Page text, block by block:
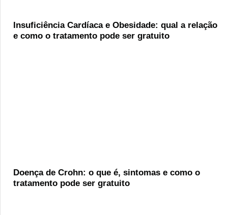
Insuficiência Cardíaca e Obesidade: qual a relação
e como o tratamento pode ser gratuito
Doença de Crohn: o que é, sintomas e como o
tratamento pode ser gratuito